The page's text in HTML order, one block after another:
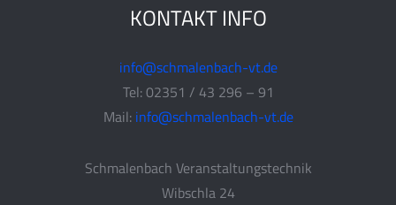
KONTAKT INFO
info@schmalenbach-vt.de
Tel: 02351 / 43 296 – 91
Mail: info@schmalenbach-vt.de
Schmalenbach Veranstaltungstechnik
Wibschla 24